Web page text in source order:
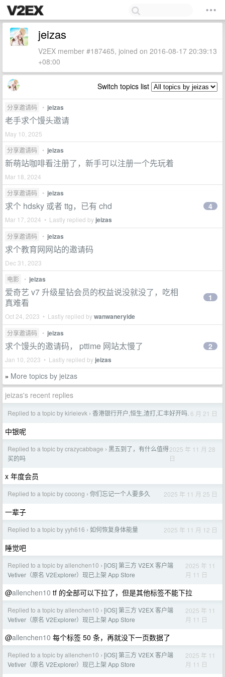
jeizas
V2EX member #187465, joined on 2016-08-17 20:39:13
+08:00
Switch topics list
分享邀请码 • jeizas
老手求个馒头邀请
May 10, 2025
分享邀请码
• jeizas
新萌站咖啡看注册了，新手可以注册一个先玩着
Mar 18, 2024
分享邀请码
• jeizas
求个 hdsky 或者 ttg，已有 chd
Mar 17, 2024 • Lastly replied by jeizas
4
分享邀请码 • jeizas
求个教育网网站的邀请码
Dec 31, 2023
电影
• jeizas
爱奇艺 v7 升级星钻会员的权益说没就没了，吃相
真难看
Oct 24, 2023 • Lastly replied bywanwaneryide
1
分享邀请码 • jeizas
求个馒头的邀请码， pttime 网站太慢了
Jan 10, 2023 • Lastly replied by jeizas
2
» More topics by jeizas
jeizas's recent replies
Replied to a topic by kirieievk › 香港银行开户,恒生,渣打,汇丰好开吗. 6 月 21 日
中银呢
Replied to a topic by crazycabbage › 黑五到了，有什么值得
买的吗
2025 年 11 月 28
日
x 年度会员
Replied to a topic by cocong › 你们忘记一个人要多久 2025 年 11 月 25 日
一辈子
Replied to a topic by yyh616 › 如何恢复身体能量 2025 年 11 月 12 日
睡觉吧
Replied to a topic by allenchen10 › [iOS] 第三方 V2EX 客户端
Vetiver（原名 V2Explorer）现已上架 App Store
2025 年 11
月 11 日
@allenchen10 tf 的全部可以下拉了，但是其他标签不能下拉
Replied to a topic by allenchen10 › [iOS] 第三方 V2EX 客户端
Vetiver（原名 V2Explorer）现已上架 App Store
2025 年 11
月 11 日
@allenchen10 每个标签 50 条，再就没下一页数据了
Replied to a topic by allenchen10 › [iOS] 第三方 V2EX 客户端
Vetiver（原名 V2Explorer）现已上架 App Store
2025 年 11
月 11 日